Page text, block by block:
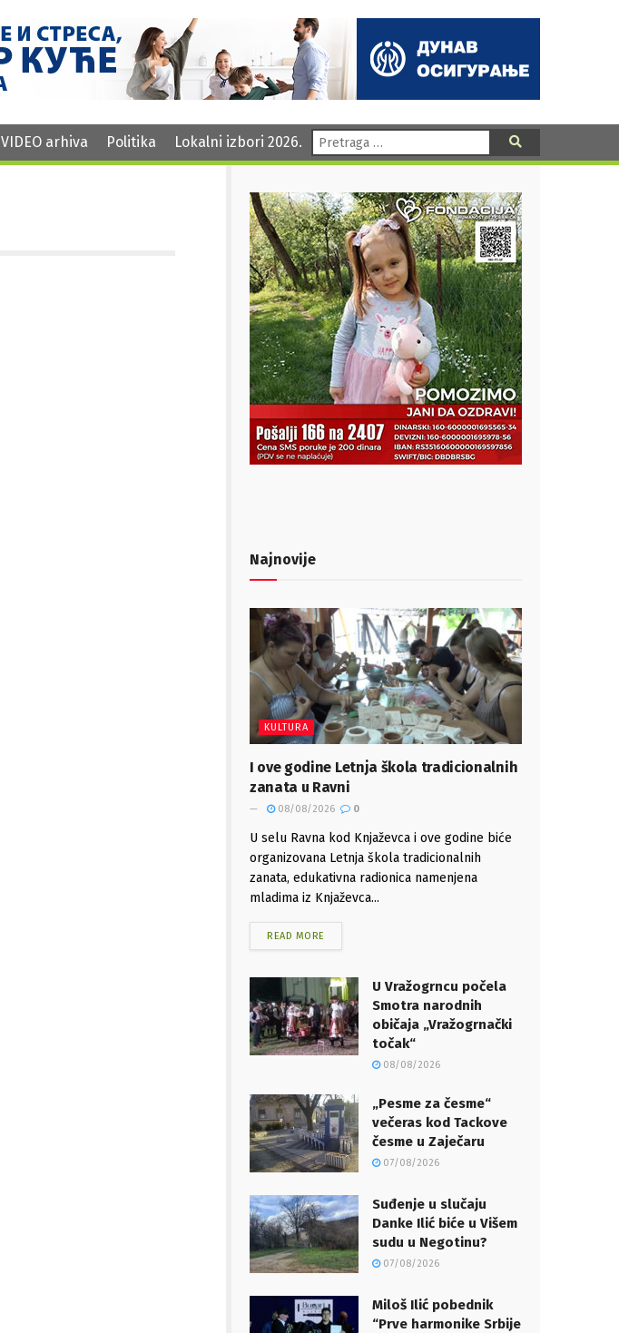
VIDEO arhiva Politika Lokalni izbori 2026. Pretraga:
Najnovije
KULTURA
I ove godine Letnja škola tradicionalnih
zanata u Ravni
08/08/2026 0
U selu Ravna kod Knjaževca i ove godine biće
organizovana Letnja škola tradicionalnih
zanata, edukativna radionica namenjena
mladima iz Knjaževca...
READ MORE
U Vražogrncu počela
Smotra narodnih
običaja „Vražogrnački
točak“
08/08/2026
„Pesme za česme“
večeras kod Tackove
česme u Zaječaru
07/08/2026
Suđenje u slučaju
Danke Ilić biće u Višem
sudu u Negotinu?
07/08/2026
Miloš Ilić pobednik
“Prve harmonike Srbije